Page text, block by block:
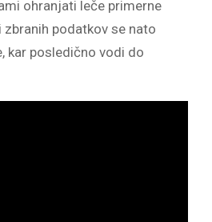
ohranjati leče primerne
podatkov se nato
kar posledično vodi do